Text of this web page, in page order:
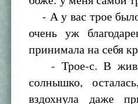
- А у вас трое
очень уж
принимала на себя
- Трое-с. В
солнышко,
вздохнула даже